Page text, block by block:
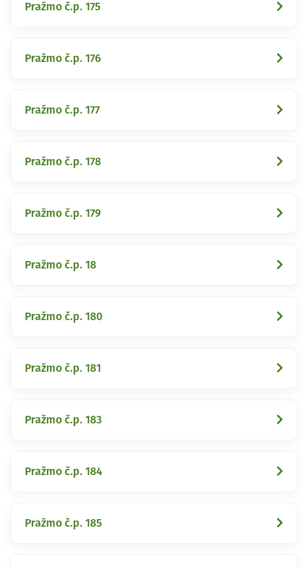
Pražmo č.p. 175
Pražmo č.p. 176
Pražmo č.p. 177
Pražmo č.p. 178
Pražmo č.p. 179
Pražmo č.p. 18
Pražmo č.p. 180
Pražmo č.p. 181
Pražmo č.p. 183
Pražmo č.p. 184
Pražmo č.p. 185